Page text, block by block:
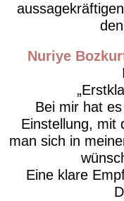
Nuriye
Bei mir hat
Einstellung, mit
man sich in
Eine klare